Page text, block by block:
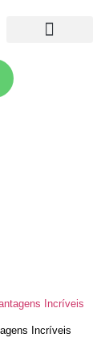
Incríveis